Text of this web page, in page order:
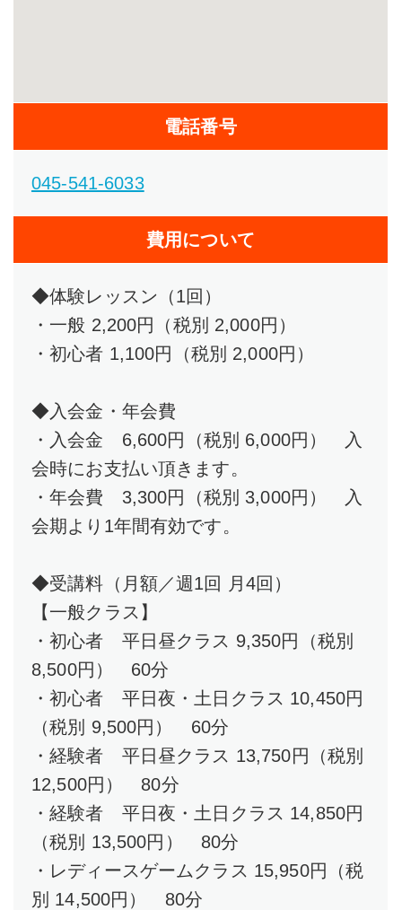
電話番号
045-541-6033
費用について
◆体験レッスン（1回）
・一般 2,200円（税別 2,000円）
・初心者 1,100円（税別 2,000円）
◆入会金・年会費
・入会金 6,600円（税別 6,000円） 入
会時にお支払い頂きます。
・年会費 3,300円（税別 3,000円） 入
会期より1年間有効です。
◆受講料（月額／週1回 月4回）
【一般クラス】
・初心者 平日昼クラス 9,350円（税別
8,500円） 60分
・初心者 平日夜・土日クラス 10,450円
（税別 9,500円） 60分
・経験者 平日昼クラス 13,750円（税別
12,500円） 80分
・経験者 平日夜・土日クラス 14,850円
（税別 13,500円） 80分
・レディースゲームクラス 15,950円（税
別 14,500円） 80分